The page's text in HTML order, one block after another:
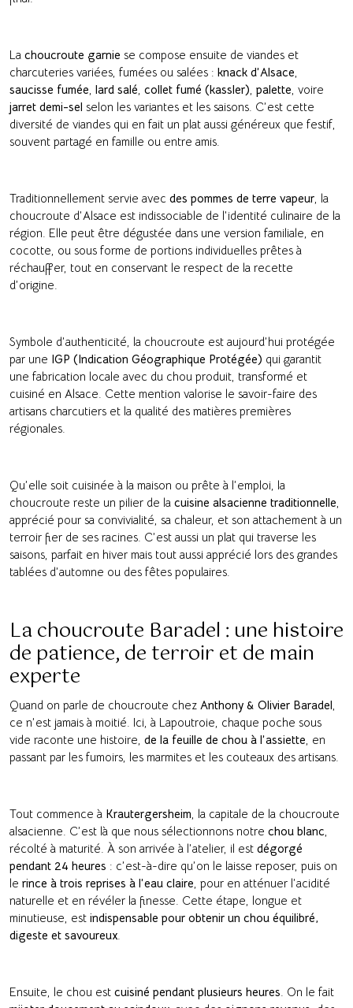
La choucroute garnie se compose ensuite de viandes et
charcuteries variées, fumées ou salées : knack d’Alsace,
saucisse fumée, lard salé, collet fumé (kassler), palette, voire
jarret demi-sel selon les variantes et les saisons. C’est cette
diversité de viandes qui en fait un plat aussi généreux que festif,
souvent partagé en famille ou entre amis.
Traditionnellement servie avec des pommes de terre vapeur, la
choucroute d’Alsace est indissociable de l’identité culinaire de la
région. Elle peut être dégustée dans une version familiale, en
cocotte, ou sous forme de portions individuelles prêtes à
réchauffer, tout en conservant le respect de la recette
d’origine.
Symbole d’authenticité, la choucroute est aujourd’hui protégée
par une IGP (Indication Géographique Protégée) qui garantit
une fabrication locale avec du chou produit, transformé et
cuisiné en Alsace. Cette mention valorise le savoir-faire des
artisans charcutiers et la qualité des matières premières
régionales.
Qu’elle soit cuisinée à la maison ou prête à l’emploi, la
choucroute reste un pilier de la cuisine alsacienne traditionnelle,
apprécié pour sa convivialité, sa chaleur, et son attachement à un
terroir fier de ses racines. C’est aussi un plat qui traverse les
saisons, parfait en hiver mais tout aussi apprécié lors des grandes
tablées d’automne ou des fêtes populaires.
La choucroute Baradel : une histoire
de patience, de terroir et de main
experte
Quand on parle de choucroute chez Anthony & Olivier Baradel,
ce n’est jamais à moitié. Ici, à Lapoutroie, chaque poche sous
vide raconte une histoire, de la feuille de chou à l’assiette, en
passant par les fumoirs, les marmites et les couteaux des artisans.
Tout commence à Krautergersheim, la capitale de la choucroute
alsacienne. C’est là que nous sélectionnons notre chou blanc,
récolté à maturité. À son arrivée à l’atelier, il est dégorgé
pendant 24 heures : c’est-à-dire qu’on le laisse reposer, puis on
le rince à trois reprises à l’eau claire, pour en atténuer l’acidité
naturelle et en révéler la finesse. Cette étape, longue et
minutieuse, est indispensable pour obtenir un chou équilibré,
digeste et savoureux.
Ensuite, le chou est cuisiné pendant plusieurs heures. On le fait